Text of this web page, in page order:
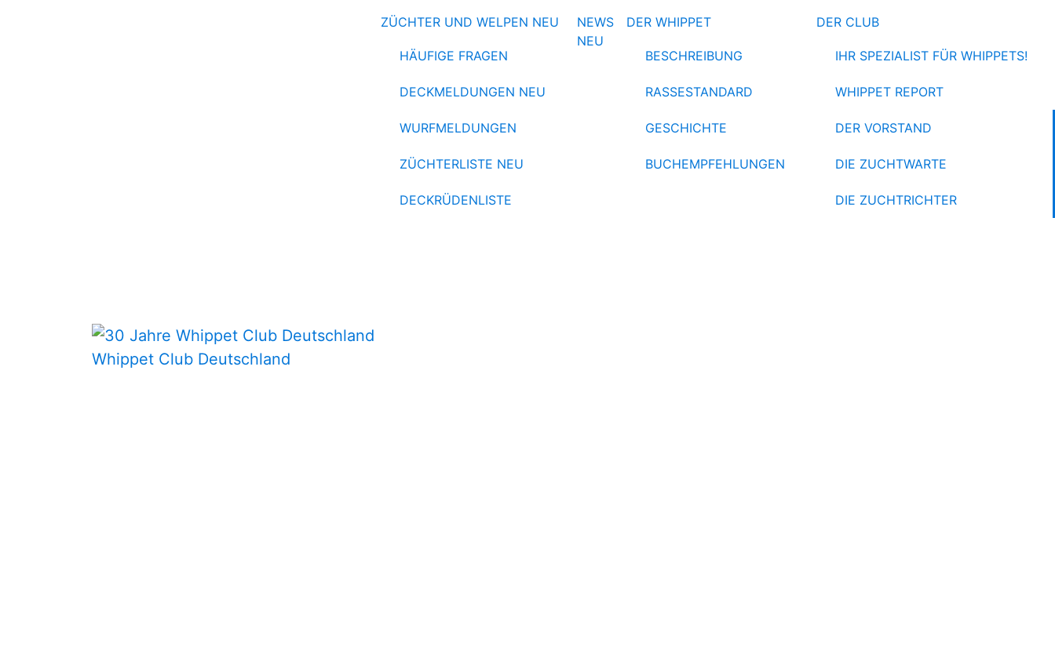
Whippet Club Deutschland
ZÜCHTER UND WELPEN NEU
HÄUFIGE FRAGEN
DECKMELDUNGEN NEU
WURFMELDUNGEN
ZÜCHTERLISTE NEU
DECKRÜDENLISTE
NEWS
NEU
DER WHIPPET
BESCHREIBUNG
RASSESTANDARD
GESCHICHTE
BUCHEMPFEHLUNGEN
DER CLUB
IHR SPEZIALIST FÜR WHIPPETS!
WHIPPET REPORT
DER VORSTAND
DIE ZUCHTWARTE
DIE ZUCHTRICHTER